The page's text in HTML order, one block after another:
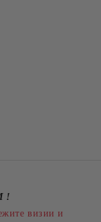
ден.
!
визии и